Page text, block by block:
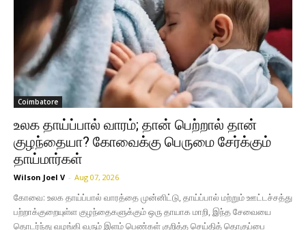
Coimbatore
உலக தாய்ப்பால் வாரம்; தான் பெற்றால் தான்
குழந்தையா? கோவைக்கு பெருமை சேர்க்கும்
தாய்மார்கள்
Wilson Joel V - Aug 07, 2026
கோவை: உலக தாய்ப்பால் வாரத்தை முன்னிட்டு, தாய்ப்பால் மற்றும் ஊட்டச்சத்து
பற்றாக்குறையுள்ள குழந்தைகளுக்கும் ஒரு தாயாக மாறி, இந்த சேவையை
தொடர்ந்து வழங்கி வரும் இளம் பெண்கள் குறித்த செய்தித் தொகுப்பை